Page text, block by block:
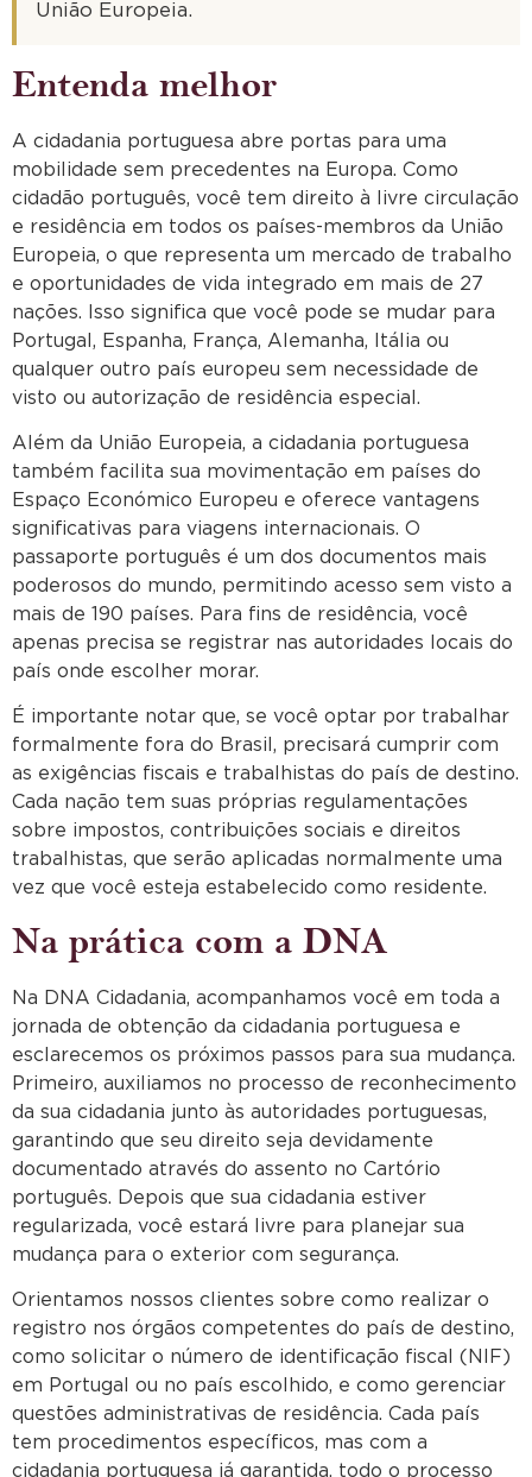
União Europeia.
Entenda melhor
A cidadania portuguesa abre portas para uma
mobilidade sem precedentes na Europa. Como
cidadão português, você tem direito à livre circulação
e residência em todos os países-membros da União
Europeia, o que representa um mercado de trabalho
e oportunidades de vida integrado em mais de 27
nações. Isso significa que você pode se mudar para
Portugal, Espanha, França, Alemanha, Itália ou
qualquer outro país europeu sem necessidade de
visto ou autorização de residência especial.
Além da União Europeia, a cidadania portuguesa
também facilita sua movimentação em países do
Espaço Económico Europeu e oferece vantagens
significativas para viagens internacionais. O
passaporte português é um dos documentos mais
poderosos do mundo, permitindo acesso sem visto a
mais de 190 países. Para fins de residência, você
apenas precisa se registrar nas autoridades locais do
país onde escolher morar.
É importante notar que, se você optar por trabalhar
formalmente fora do Brasil, precisará cumprir com
as exigências fiscais e trabalhistas do país de destino.
Cada nação tem suas próprias regulamentações
sobre impostos, contribuições sociais e direitos
trabalhistas, que serão aplicadas normalmente uma
vez que você esteja estabelecido como residente.
Na prática com a DNA
Na DNA Cidadania, acompanhamos você em toda a
jornada de obtenção da cidadania portuguesa e
esclarecemos os próximos passos para sua mudança.
Primeiro, auxiliamos no processo de reconhecimento
da sua cidadania junto às autoridades portuguesas,
garantindo que seu direito seja devidamente
documentado através do assento no Cartório
português. Depois que sua cidadania estiver
regularizada, você estará livre para planejar sua
mudança para o exterior com segurança.
Orientamos nossos clientes sobre como realizar o
registro nos órgãos competentes do país de destino,
como solicitar o número de identificação fiscal (NIF)
em Portugal ou no país escolhido, e como gerenciar
questões administrativas de residência. Cada país
tem procedimentos específicos, mas com a
cidadania portuguesa já garantida, todo o processo